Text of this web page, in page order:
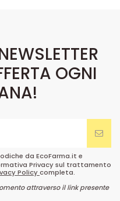
OGNI
da EcoFarma.it e
Privacy sul trattamento
Policycompleta.
attraverso il link presente